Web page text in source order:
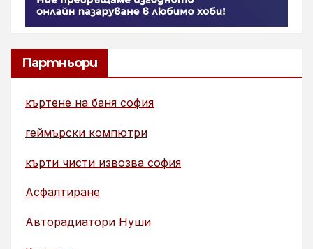
Партньори
къртене на баня софия
геймърски компютри
кърти чисти извозва софия
Асфалтиране
Авторадиатори Нуши